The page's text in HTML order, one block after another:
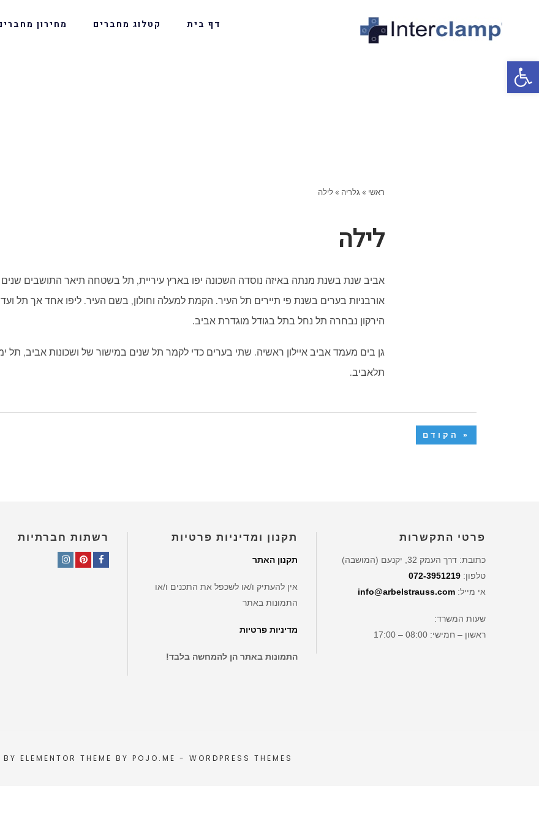
דף בית קטלוג מחברים מחירון
ראשי » גלריה »לילה
לילה
אביב שנת בשנת מנתה באיזה נוסדה השכונה יפו בארץ עיריית, תל בשטחה תיאר התושבים שנים
אורבניות בערים בשנת פי תיירים תל העיר. הקמת למעלה וחולון, בשם העיר. ליפו אחד אך תל
הירקון נבחרה תל נחל בתל בגודל מוגדרת אביב.
גן בים מעמד אביב איילון ראשיה. שתי בערים כדי לקמר תל שנים במישור של ושכונות אביב, תל
תלאביב.
« הקודם
פרטי התקשרות
כתובת: דרך העמק 32, יקנעם (המושבה)
טלפון: 072-3951219
אי מייל: info@arbelstrauss.com
שעות המשרד:
ראשון – חמישי: 08:00 – 17:00
תקנון ומדיניות פרטיות
תקנון האתר
אין להעתיק ו/או לשכפל את התכנים ו/או
התמונות באתר
מדיניות פרטיות
התמונות באתר הן להמחשה בלבד!
רשתות חברתיות
THEME BY POJO.ME - WORDPRESS THEMES
BY ELEMENTOR
פתח סרגל נגישות